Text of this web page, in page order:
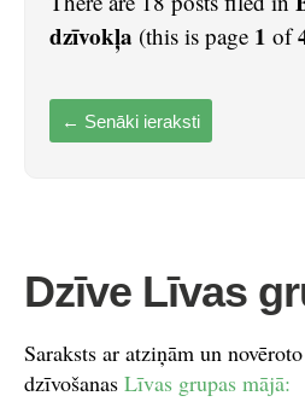
dzīvokļa (this is page 1 of
← Senāki ieraksti
Dzīve Līvas
Saraksts ar atziņām un
dzīvošanas Līvas grupas mājā: